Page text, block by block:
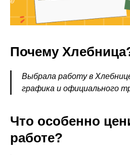
Почему
Выбрала работу в
графика и официального
Что особенно
работе?